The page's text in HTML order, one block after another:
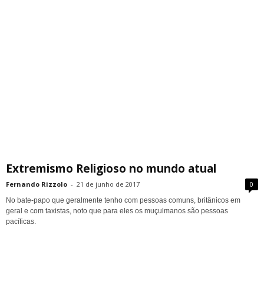
Extremismo Religioso no mundo atual
Fernando Rizzolo - 21 de junho de 2017 0
No bate-papo que geralmente tenho com pessoas comuns, britânicos em
geral e com taxistas, noto que para eles os muçulmanos são pessoas
pacíficas.